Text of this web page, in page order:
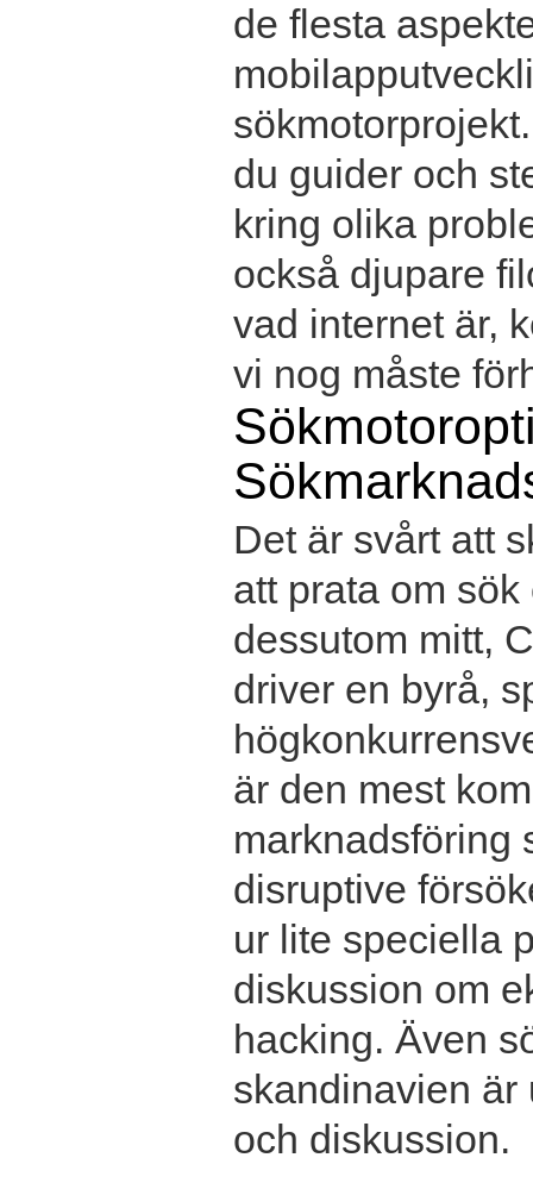
de flesta
du guider och
kring olika
också djupare
vad internet är,
vi nog måste
Det är svårt att
att prata om
dessutom mitt,
driver en byrå,
är den mest
marknadsföring
disruptive
ur lite speciella
diskussion om
hacking. Även
skandinavien är
och diskussion.